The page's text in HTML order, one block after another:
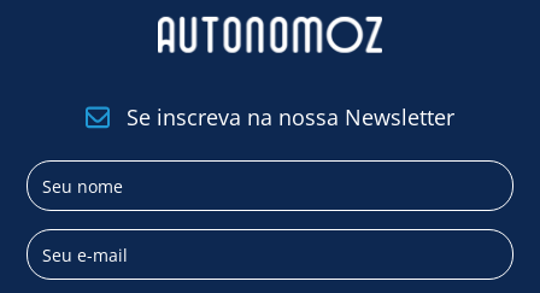
Se inscreva na nossa Newsletter